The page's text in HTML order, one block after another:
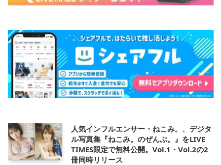
人気インフルエンサー・ねこみ。、デジタ
ル写真集『ねこみ。のぜんぶ。』をLIVE
TIMES限定で無料公開。Vol.1・Vol.2の2
冊同時リリース